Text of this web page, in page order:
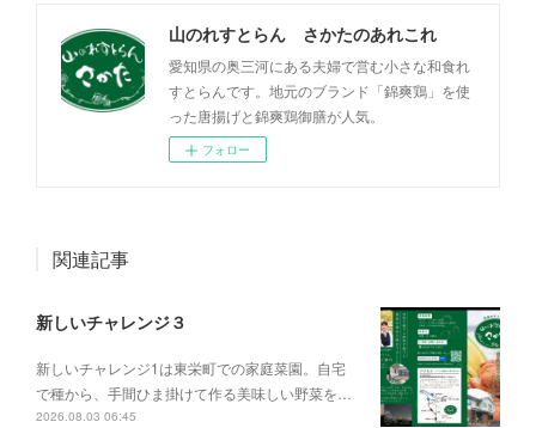
山のれすとらん さかたのあれこれ
愛知県の奥三河にある夫婦で営む小さな和食れ
すとらんです。地元のブランド「錦爽鶏」を使
った唐揚げと錦爽鶏御膳が人気。
フォロー
関連記事
新しいチャレンジ３
新しいチャレンジ1は東栄町での家庭菜園。自宅
で種から、手間ひま掛けて作る美味しい野菜を…
2026.08.03 06:45